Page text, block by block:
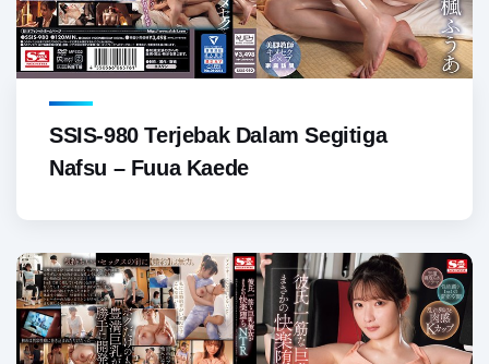
SSIS-980 Terjebak Dalam Segitiga
Nafsu – Fuua Kaede